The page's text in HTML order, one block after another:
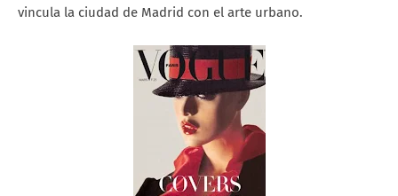
vincula la ciudad de Madrid con el arte urbano.